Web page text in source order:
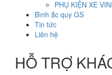
PHỤ KIỆN XE
Bình ắc quy GS
Tin tức
Liên hệ
HỖ TRỢ